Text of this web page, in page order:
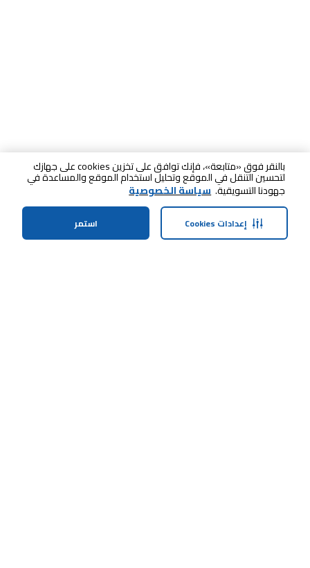
بالنقر فوق «متابعة»، فإنك توافق على تخزين cookies على جهازك
لتحسين التنقل في الموقع وتحليل استخدام الموقع والمساعدة في
جهودنا التسويقية. سياسة الخصوصية
استمر إعدادات Cookies
الرئيسية الفئات الملف الشخصي سلة التسوق